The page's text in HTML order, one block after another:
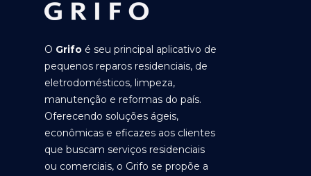
O Grifo é seu principal aplicativo de
pequenos reparos residenciais, de
eletrodomésticos, limpeza,
manutenção e reformas do país.
Oferecendo soluções ágeis,
econômicas e eficazes aos clientes
que buscam serviços residenciais
ou comerciais, o Grifo se propõe a